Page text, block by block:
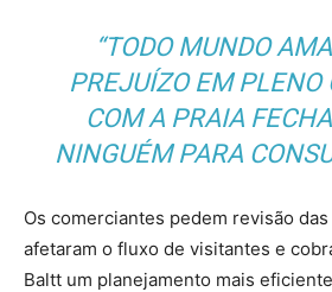
“TODO MUNDO
PREJUÍZO EM PLENO
COM A PRAIA
NINGUÉM PARA
Os comerciantes pedem revisão
afetaram o fluxo de visitantes e
Baltt um planejamento mais